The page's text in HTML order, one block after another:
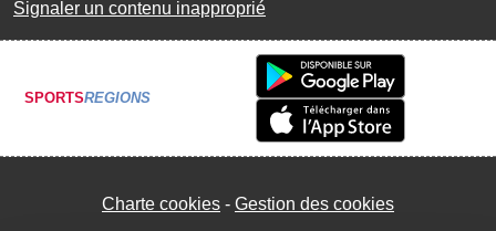
Signaler un contenu inapproprié
SPORTSREGIONS
Charte cookies Gestion des cookies